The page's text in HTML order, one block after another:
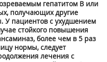
гепатитом В или
получающих другие
У пациентов с ухудшением
стойкого повышения
более чем в 5 раз
нормы, следует
лечения с